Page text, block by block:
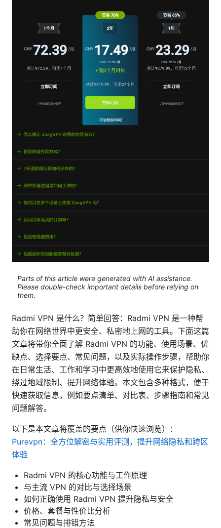
Parts of this article were generated with AI assistance.
Please double-check important details before relying on
them.
Radmi VPN 是什么？简单回答：Radmi VPN 是一种帮
助你在网络世界中更安全、私密地上网的工具。下面这篇
文章将带你全面了解 Radmi VPN 的功能、使用场景、优
缺点、选择要点、常见问题，以及实际操作步骤，帮助你
在日常生活、工作和学习中更高效地使用它来保护隐私、
绕过地域限制、提升网络体验。本文包含多种格式，便于
快速获取信息，例如要点清单、对比表、步骤指南和常见
问题解答。
以下是本文章将覆盖的要点（供你快速浏览）：
Purevpn：全方位解密与实用评测，提升网络隐私和跨区
体验
Radmi VPN 的核心功能与工作原理
与主流 VPN 的对比与选择场景
如何正确使用 Radmi VPN 提升隐私与安全
价格、套餐与性价比分析
常见问题与排错方法